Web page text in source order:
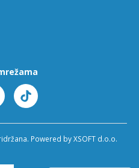
Powered by XSOFT d.o.o.